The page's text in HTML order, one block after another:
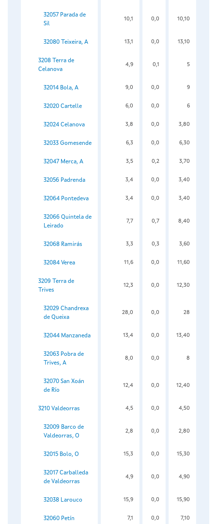
32057 Parada de
Sil
10,1 0,0 10,10
32080 Teixeira, A 13,1 0,0 13,10
3208 Terra de
Celanova
4,9 0,1 5
32014 Bola, A 9,0 0,0 9
32020 Cartelle 6,0 0,0 6
32024 Celanova 3,8 0,0 3,80
32033 Gomesende 6,3 0,0 6,30
32047 Merca, A 3,5 0,2 3,70
32056 Padrenda 3,4 0,0 3,40
32064 Pontedeva 3,4 0,0 3,40
32066 Quintela de
Leirado
7,7 0,7 8,40
32068 Ramirás 3,3 0,3 3,60
32084 Verea 11,6 0,0 11,60
3209 Terra de
Trives
12,3 0,0 12,30
32029 Chandrexa
de Queixa
28,0 0,0 28
32044 Manzaneda 13,4 0,0 13,40
32063 Pobra de
Trives, A
8,0 0,0 8
32070 San Xoán
de Río
12,4 0,0 12,40
3210 Valdeorras 4,5 0,0 4,50
32009 Barco de
Valdeorras, O
2,8 0,0 2,80
32015 Bolo, O 15,3 0,0 15,30
32017 Carballeda
de Valdeorras
4,9 0,0 4,90
32038 Larouco 15,9 0,0 15,90
32060 Petín 7,1 0,0 7,10